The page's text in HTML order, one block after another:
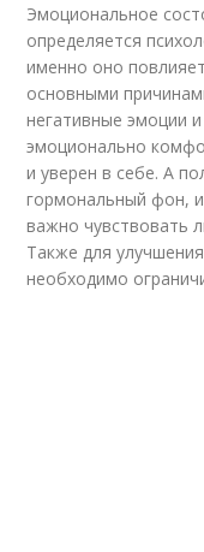
Эмоциональное
определяется
именно оно
основными
негативные эмоции
эмоционально
и уверен в себе. А
гормональный фон,
важно чувствовать
Также для
необходимо